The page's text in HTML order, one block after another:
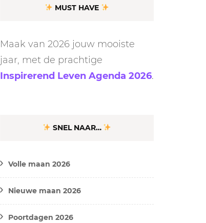
MUST HAVE
Maak van 2026 jouw mooiste
jaar, met de prachtige
Inspirerend Leven Agenda 2026.
SNEL NAAR…
Volle maan 2026
Nieuwe maan 2026
Poortdagen 2026